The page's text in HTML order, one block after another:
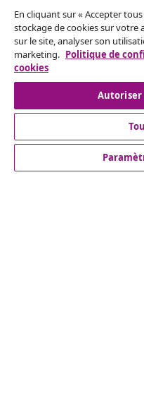
Résilier le contrat
Envoyez une demande
votre commande.
Service Clients
En cliquant sur « Accepter
stockage de cookies sur votre
sur le site, analyser son
marketing. Politique de
cookies
Autoriser